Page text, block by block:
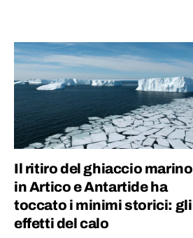
Il ritiro del ghiaccio marino
in Artico e Antartide ha
toccato i minimi storici: gli
effetti del calo